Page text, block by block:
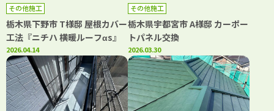
その他施工
栃木県下野市 T様邸 屋根カバー
工法『ニチハ 横暖ルーフαs』
2026.04.14
その他施工
栃木県宇都宮市 A様邸 カーポー
トパネル交換
2026.03.30